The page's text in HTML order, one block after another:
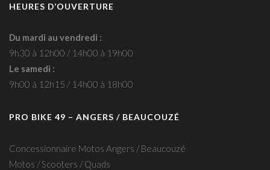
HEURES D’OUVERTURE
Du mardi au vendredi :
9h30 à 12h00 / 14h00 à 19h00
Le samedi :
9h00 à 12h15 / 14h00 à 18h00
PRO BIKE 49 – ANGERS / BEAUCOUZÉ
Concessionnaire Motos Angers / Beaucouzé
Motos / Scooters / Quads